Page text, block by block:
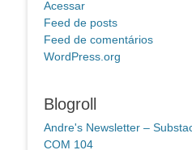
Acessar
Feed de posts
Feed de comentários
WordPress.org
Blogroll
Andre's Newsletter –
COM 104